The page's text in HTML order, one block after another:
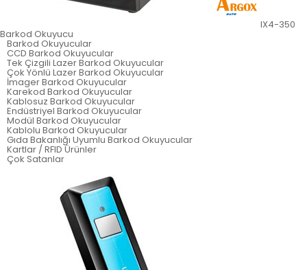
IX4-350
Barkod Okuyucu
Barkod Okuyucular
CCD Barkod Okuyucular
Tek Çizgili Lazer Barkod Okuyucular
Çok Yönlü Lazer Barkod Okuyucular
İmager Barkod Okuyucular
Karekod Barkod Okuyucular
Kablosuz Barkod Okuyucular
Endüstriyel Barkod Okuyucular
Modül Barkod Okuyucular
Kablolu Barkod Okuyucular
Gıda Bakanlığı Uyumlu Barkod Okuyucular
Kartlar / RFID Ürünler
Çok Satanlar